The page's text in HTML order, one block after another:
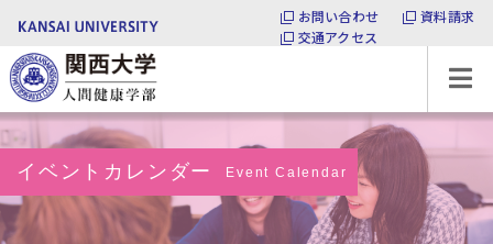
お問い合わせ
資料請求
交通アクセス
イベントカレンダー Event Calendar